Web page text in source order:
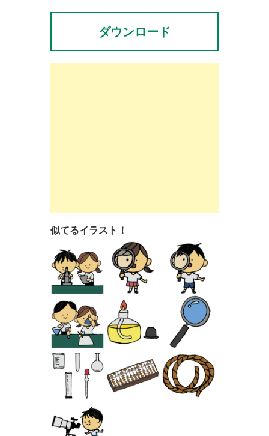
ダウンロード
似てるイラスト！